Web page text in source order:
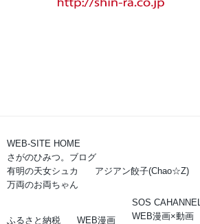
WEB-SITE HOME
さがのひみつ。ブログ
有明の天女シュカ
アジアン餃子(Chao☆Z)
万両のお両ちゃん
ふるさと納税 WEB漫画
SOS CAHANNEL
WEB漫画×動画